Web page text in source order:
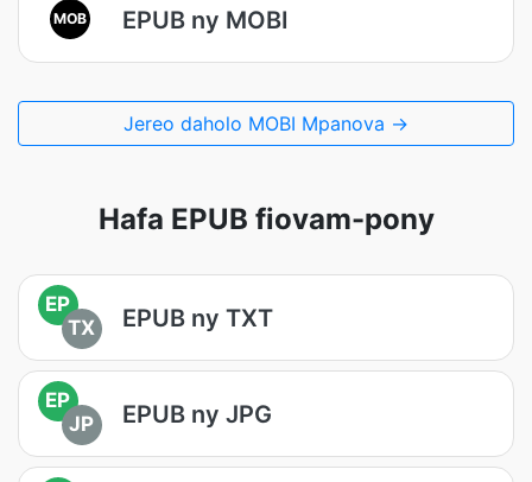
MOB EPUB ny MOBI
Jereo daholo MOBI Mpanova →
Hafa EPUB fiovam-pony
EP
TX
EPUB ny TXT
EP
JP
EPUB ny JPG